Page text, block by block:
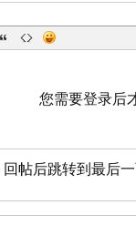
您需要登录后
回帖后跳转到最后